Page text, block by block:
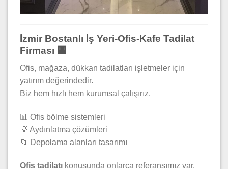
İzmir Bostanlı İş Yeri-Ofis-Kafe Tadilat
Firması 🏢
Ofis, mağaza, dükkan tadilatları işletmeler için
yatırım değerindedir.
Biz hem hızlı hem kurumsal çalışırız.
📊 Ofis bölme sistemleri
💡 Aydınlatma çözümleri
📁 Depolama alanları tasarımı
Ofis tadilatı konusunda onlarca referansımız var.